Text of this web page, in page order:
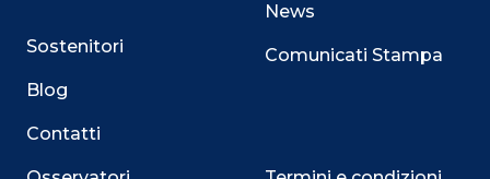
Sostenitori
Blog
Contatti
News
Comunicati Stampa